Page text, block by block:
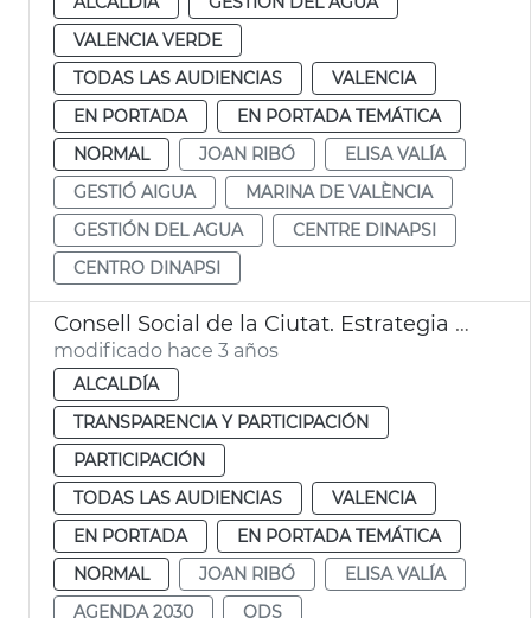
VALENCIA VERDE
TODAS LAS AUDIENCIAS
VALENCIA
EN PORTADA
EN PORTADA TEMÁTICA
NORMAL
JOAN RIBÓ
ELISA VALÍA
GESTIÓ AIGUA
MARINA DE VALÈNCIA
GESTIÓN DEL AGUA
CENTRE DINAPSI
CENTRO DINAPSI
Consell Social de la Ciutat. Estrategia València 2030
modificado hace 3 años
ALCALDÍA
TRANSPARENCIA Y PARTICIPACIÓN
PARTICIPACIÓN
TODAS LAS AUDIENCIAS
VALENCIA
EN PORTADA
EN PORTADA TEMÁTICA
NORMAL
JOAN RIBÓ
ELISA VALÍA
AGENDA 2030
ODS